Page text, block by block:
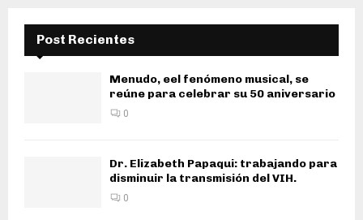
Post Recientes
Menudo, eel fenómeno musical, se
reúne para celebrar su 50 aniversario
0
Dr. Elizabeth Papaqui: trabajando para
disminuir la transmisión del VIH.
0